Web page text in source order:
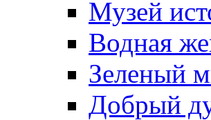
Музей
Водная
Зеленый
Добрый